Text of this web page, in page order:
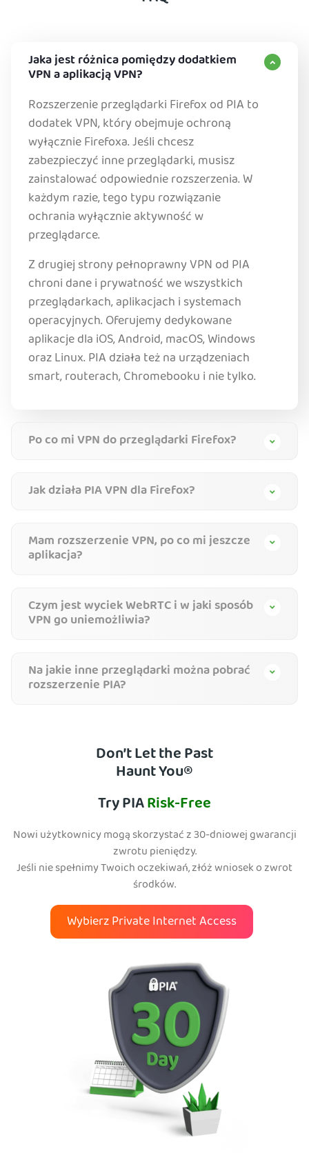
Jaka jest różnica pomiędzy dodatkiem
VPN a aplikacją VPN?
Rozszerzenie przeglądarki Firefox od PIA to
dodatek VPN, który obejmuje ochroną
wyłącznie Firefoxa. Jeśli chcesz
zabezpieczyć inne przeglądarki, musisz
zainstalować odpowiednie rozszerzenia. W
każdym razie, tego typu rozwiązanie
ochrania wyłącznie aktywność w
przeglądarce.
Z drugiej strony pełnoprawny VPN od PIA
chroni dane i prywatność we wszystkich
przeglądarkach, aplikacjach i systemach
operacyjnych. Oferujemy dedykowane
aplikacje dla iOS, Android, macOS, Windows
oraz Linux. PIA działa też na urządzeniach
smart, routerach, Chromebooku i nie tylko.
Po co mi VPN do przeglądarki Firefox?
Jak działa PIA VPN dla Firefox?
Mam rozszerzenie VPN, po co mi jeszcze
aplikacja?
Czym jest wyciek WebRTC i w jaki sposób
VPN go uniemożliwia?
Na jakie inne przeglądarki można pobrać
rozszerzenie PIA?
Don’t Let the Past
Haunt You®
Try PIARisk-Free
Nowi użytkownicy mogą skorzystać z 30-dniowej gwarancji
zwrotu pieniędzy.
Jeśli nie spełnimy Twoich oczekiwań, złóż wniosek o zwrot
środków.
Wybierz Private Internet Access